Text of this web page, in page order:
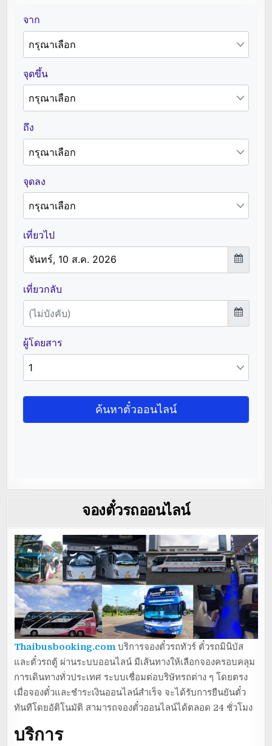
จองตั๋วรถออนไลน์
Thaibusbooking.com บริการจองตั๋วรถทัวร์ ตั๋วรถมินิบัส
และตั๋วรถตู้ ผ่านระบบออนไลน์ มีเส้นทางให้เลือกจองครอบคลุม
การเดินทางทั่วประเทศ ระบบเชื่อมต่อบริษัทรถต่าง ๆ โดยตรง
เมื่อจองตั๋วและชำระเงินออนไลน์สำเร็จ จะได้รับการยืนยันตั๋ว
ทันทีโดยอัติโนมัติ สามารถจองตั๋วออนไลน์ได้ตลอด 24 ชั่วโมง
บริการ